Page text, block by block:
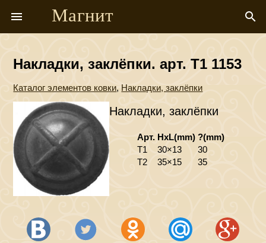
menu Магнит search
Накладки, заклёпки. арт. T1 1153
Каталог элементов ковки, Накладки, заклёпки
Накладки, заклёпки
Арт. HxL(mm) ?(mm)
T1
30×13
30
T2
35×15 35